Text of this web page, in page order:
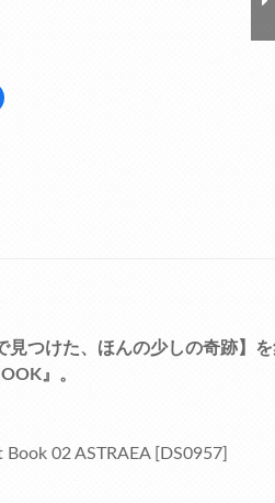
見つけた、ほんの少しの奇跡】
』。
02 ASTRAEA [DS0957]